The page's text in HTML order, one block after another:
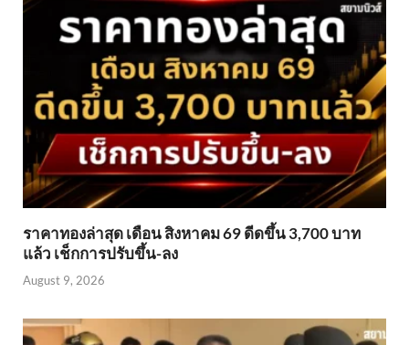
ราคาทองล่าสุด เดือน สิงหาคม 69 ดีดขึ้น 3,700 บาท
แล้ว เช็กการปรับขึ้น-ลง
August 9, 2026